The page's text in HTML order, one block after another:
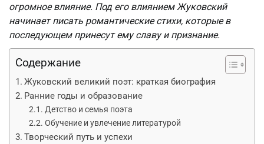
огромное влияние. Под его влиянием Жуковский
начинает писать романтические стихи, которые в
последующем принесут ему славу и признание.
Содержание
Жуковский великий поэт: краткая биография
Ранние годы и образование
Детство и семья поэта
Обучение и увлечение литературой
Творческий путь и успехи